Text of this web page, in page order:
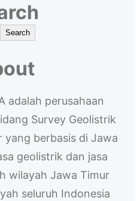
Search
adalah perusahaan
Survey Geolistrik
yang berbasis di Jawa
geolistrik dan jasa
wilayah Jawa Timur
seluruh Indonesia